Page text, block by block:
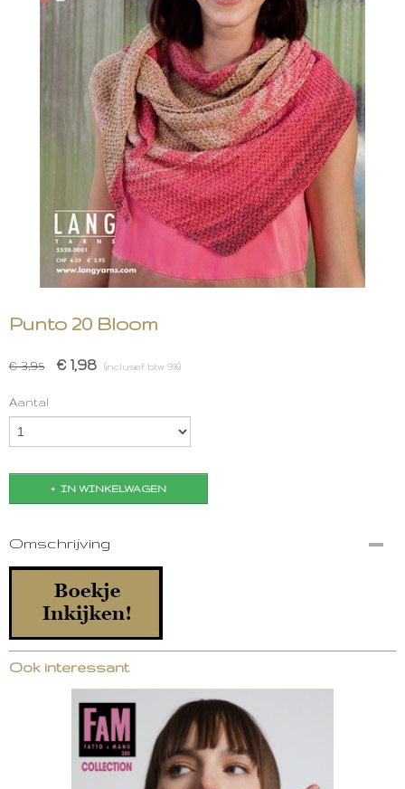
Punto 20 Bloom
€ 3,95 € 1,98 (inclusief btw 9%)
Aantal
IN WINKELWAGEN
Omschrijving
Ook interessant